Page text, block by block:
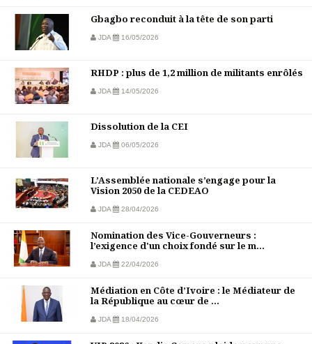
Gbagbo reconduit à la tête de son parti
JDA 16/05/2026
RHDP : plus de 1,2 million de militants enrôlés
JDA 14/05/2026
Dissolution de la CEI
JDA 06/05/2026
L’Assemblée nationale s’engage pour la
Vision 2050 de la CEDEAO
JDA 28/04/2026
Nomination des Vice-Gouverneurs :
l’exigence d'un choix fondé sur le m...
JDA 22/04/2026
Médiation en Côte d’Ivoire : le Médiateur de
la République au cœur de ...
JDA 18/04/2026